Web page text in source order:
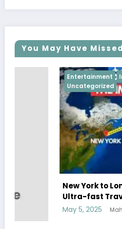
You May Have Missed
Entertainment India
Uncategorized
New York to London फक्त
Ultra-fast Travel?
Maharashtra Katta